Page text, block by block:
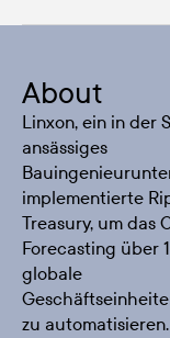
About
Linxon, ein in der
ansässiges
implementierte
Treasury, um das
Forecasting über
globale
zu